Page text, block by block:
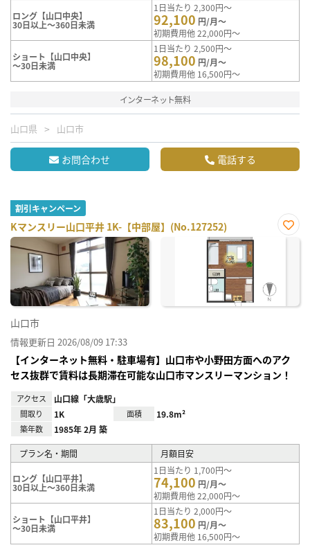
ロング【山口中央】
30日以上～360日未満
1日当たり 2,300円～
92,100 円/月～
初期費用他 22,000円～
ショート【山口中央】
～30日未満
1日当たり 2,500円～
98,100 円/月～
初期費用他 16,500円～
インターネット無料
山口県 山口市
お問合わせ 電話する
割引キャンペーン
Kマンスリー山口平井 1K-【中部屋】(No.127252)
お気
山口市
情報更新日 2026/08/09 17:33
【インターネット無料・駐車場有】山口市や小野田方面へのアク
セス抜群で賃料は長期滞在可能な山口市マンスリーマンション！
アクセス 山口線「大歳駅」
間取り 1K 面積 19.8m²
築年数 1985年 2月 築
プラン名・期間 月額目安
ロング【山口平井】
30日以上～360日未満
1日当たり 1,700円～
74,100 円/月～
初期費用他 22,000円～
ショート【山口平井】
～30日未満
1日当たり 2,000円～
83,100 円/月～
初期費用他 16,500円～